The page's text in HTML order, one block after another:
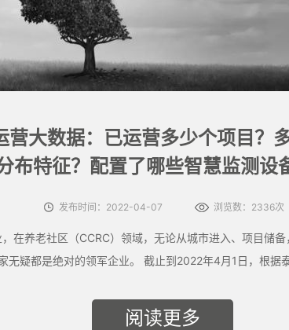
营大数据：已运营多少个项目？
布特征？配置了哪些智慧监测设
发布时间：2022-04-07 浏览数：2336次
在养老社区（CCRC）领域，无论从城市进入、项目储
无疑都是绝对的领军企业。 截止到2022年4月1日，根据
阅读更多